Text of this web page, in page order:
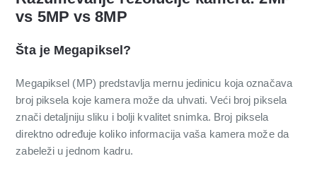
vs 5MP vs 8MP
Šta je Megapiksel?
Megapiksel (MP) predstavlja mernu jedinicu koja označava
broj piksela koje kamera može da uhvati. Veći broj piksela
znači detaljniju sliku i bolji kvalitet snimka. Broj piksela
direktno određuje koliko informacija vaša kamera može da
zabeleži u jednom kadru.